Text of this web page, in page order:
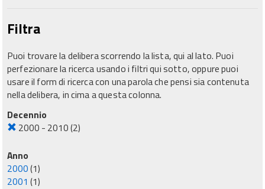
Filtra
Puoi trovare la delibera scorrendo la lista, qui al lato. Puoi
perfezionare la ricerca usando i filtri qui sotto, oppure puoi
usare il form di ricerca con una parola che pensi sia contenuta
nella delibera, in cima a questa colonna.
Decennio
2000 - 2010(2)
Anno
2000(1)
2001 (1)